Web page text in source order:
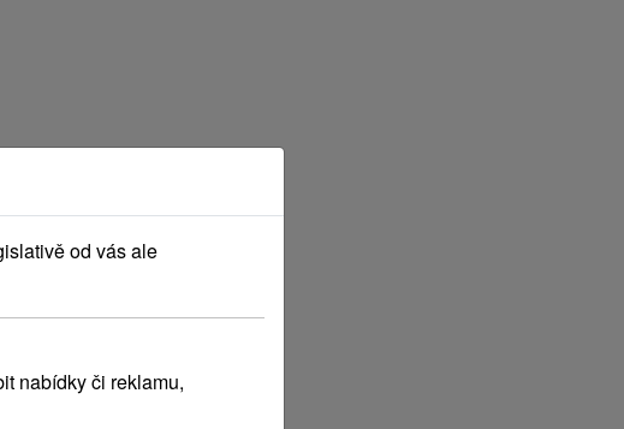
od vás ale
nabídky či reklamu,